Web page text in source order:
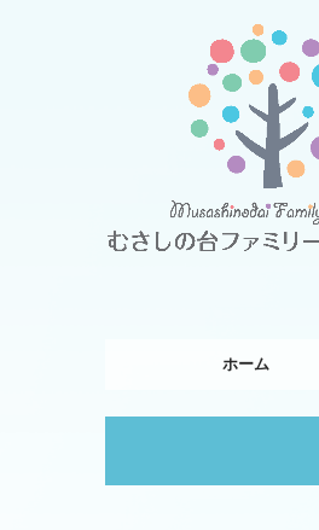
ホーム